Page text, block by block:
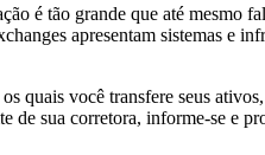
é tão grande que até mesmo
apresentam sistemas e
quais você transfere seus
de sua corretora, informe-se e